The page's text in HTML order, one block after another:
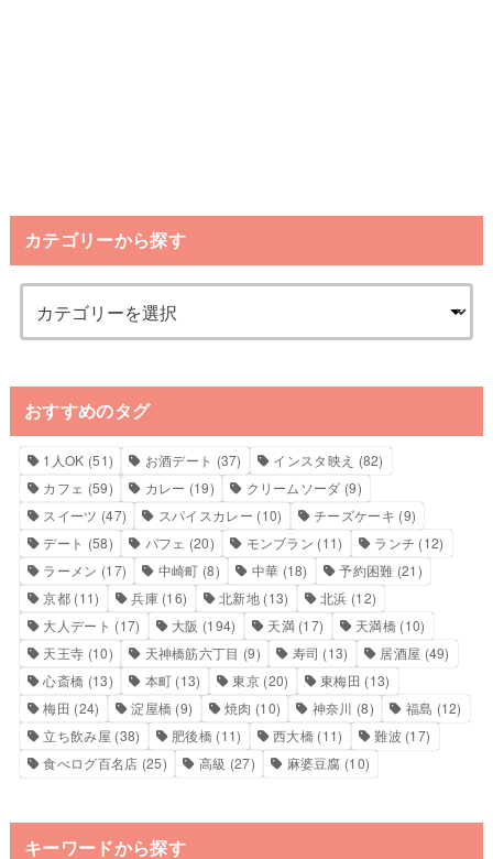
カテゴリーから探す
おすすめのタグ
1人OK (51) お酒デート (37) インスタ映え (82)
カフェ (59) カレー (19) クリームソーダ (9)
スイーツ (47) スパイスカレー (10) チーズケーキ (9)
デート (58) パフェ (20) モンブラン (11) ランチ (12)
ラーメン (17) 中崎町 (8) 中華 (18) 予約困難 (21)
京都 (11) 兵庫(16) 北新地(13) 北浜 (12)
大人デート (17) 大阪 (194) 天満(17) 天満橋(10)
天王寺 (10) 天神橋筋六丁目 (9) 寿司 (13) 居酒屋 (49)
心斎橋 (13) 本町 (13) 東京(20) 東梅田 (13)
梅田 (24) 淀屋橋 (9) 焼肉 (10) 神奈川 (8) 福島 (12)
立ち飲み屋 (38) 肥後橋 (11) 西大橋 (11) 難波 (17)
食べログ百名店 (25) 高級 (27) 麻婆豆腐 (10)
キーワードから探す